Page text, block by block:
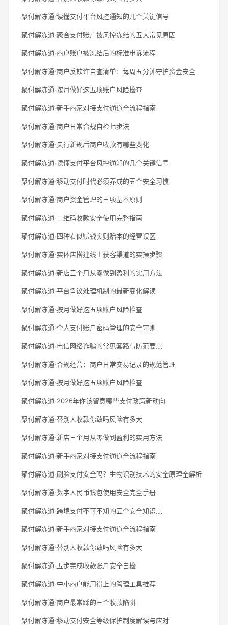
聚付解冻通·读懂支付平台风控通知的几个关键信号
聚付解冻通·聚合支付账户被风控冻结的五大常见原因
聚付解冻通·商户账户被冻结后的标准申诉流程
聚付解冻通·商户反欺诈自查清单：每周五分钟守护资金安全
聚付解冻通·按月做好这五项账户风险检查
聚付解冻通·新手商家对接支付通道全流程指南
聚付解冻通·商户日常合规自检七步法
聚付解冻通·央行新规后商户收款有哪些变化
聚付解冻通·读懂支付平台风控通知的几个关键信号
聚付解冻通·移动支付时代必须养成的五个安全习惯
聚付解冻通·商户资金管理的三项基本原则
聚付解冻通·二维码收款安全使用完整指南
聚付解冻通·四种看似赚钱实则赔本的经营误区
聚付解冻通·实体店搭建线上获客渠道的实操步骤
聚付解冻通·新店三个月从零做到盈利的实用方法
聚付解冻通·平台争议处理机制的最新变化解读
聚付解冻通·按月做好这五项账户风险检查
聚付解冻通·个人支付账户密码管理的安全守则
聚付解冻通·电信网络诈骗的常见套路与防范要点
聚付解冻通·合规经营：商户日常交易记录的规范管理
聚付解冻通·按月做好这五项账户风险检查
聚付解冻通·2026年你该留意哪些支付政策新动向
聚付解冻通·替别人收款你敢吗风险有多大
聚付解冻通·新店三个月从零做到盈利的实用方法
聚付解冻通·新手商家对接支付通道全流程指南
聚付解冻通·刷脸支付安全吗？生物识别技术的安全原理全解析
聚付解冻通·数字人民币钱包使用安全完全手册
聚付解冻通·跨境支付不可不知的五个安全知识点
聚付解冻通·新手商家对接支付通道全流程指南
聚付解冻通·替别人收款你敢吗风险有多大
聚付解冻通·五步完成收款账户安全自检
聚付解冻通·中小商户能用得上的管理工具推荐
聚付解冻通·商户最常踩的三个收款陷阱
聚付解冻通·移动支付安全等级保护制度解读与应对